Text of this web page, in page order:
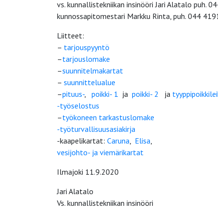
vs. kunnallistekniikan insinööri Jari Alatalo puh.
kunnossapitomestari Markku Rinta, puh. 044
Liitteet:
– tarjouspyyntö
–tarjouslomake
–suunnitelmakartat
– suunnittelualue
–pituus-, poikki- 1 ja poikki- 2 ja
-työselostus
–työkoneen tarkastuslomake
-työturvallisuusasiakirja
-kaapelikartat: Caruna, Elisa,
vesijohto- ja viemärikartat
Ilmajoki 11.9.2020
Jari Alatalo
Vs. kunnallistekniikan insinööri